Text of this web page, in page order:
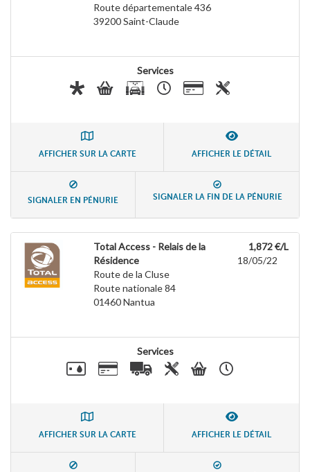
Route départementale 436
39200Saint-Claude
Services
AFFICHER SUR LA CARTE AFFICHER LE DÉTAIL
SIGNALER EN PÉNURIE SIGNALER LA FIN DE LA PÉNURIE
Total Access - Relais de la
Résidence
Route de la Cluse
Route nationale 84
01460Nantua
1,872 €/L
18/05/22
Services
AFFICHER SUR LA CARTE AFFICHER LE DÉTAIL